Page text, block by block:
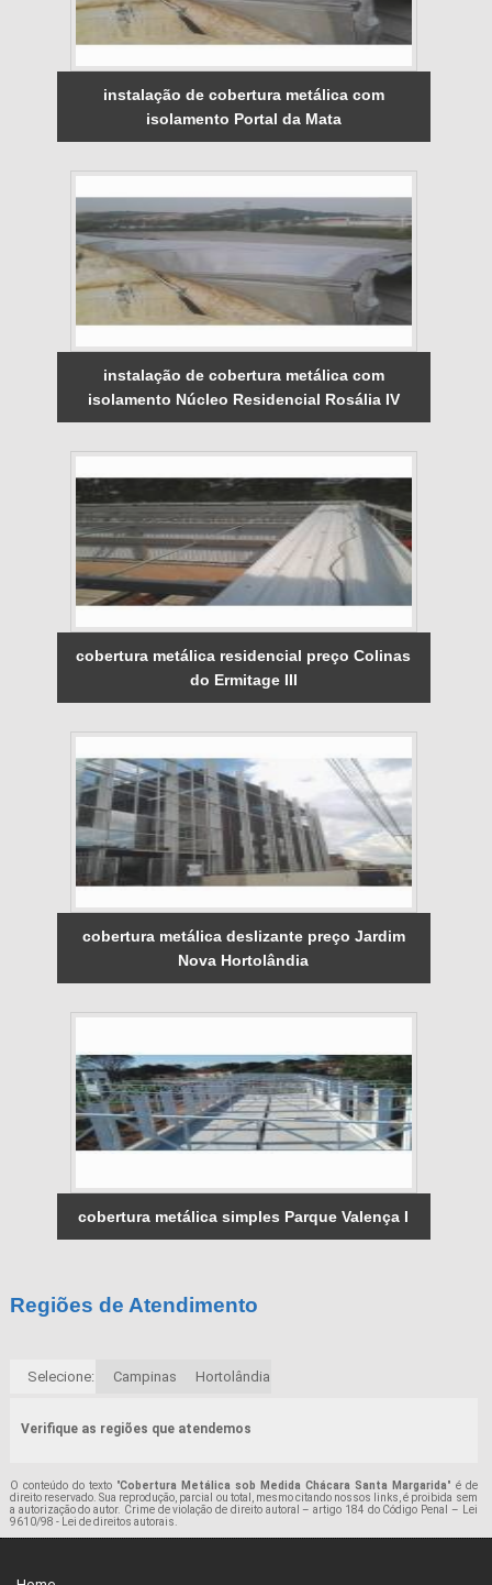
instalação de cobertura metálica com
isolamento Portal da Mata
instalação de cobertura metálica com
isolamento Núcleo Residencial Rosália IV
cobertura metálica residencial preço Colinas
do Ermitage III
cobertura metálica deslizante preço Jardim
Nova Hortolândia
cobertura metálica simples Parque Valença I
Regiões de Atendimento
Selecione: Campinas Hortolândia
Verifique as regiões que atendemos
O conteúdo do texto "Cobertura Metálica sob Medida Chácara Santa Margarida" é de
direito reservado. Sua reprodução, parcial ou total, mesmo citando nossos links, é proibida sem
a autorização do autor. Crime de violação de direito autoral – artigo 184 do Código Penal –
Lei
9610/98 - Lei de direitos autorais